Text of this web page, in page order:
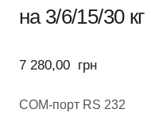
на 3/6/15/30 кг
7 280,00  грн
COM-порт RS 232